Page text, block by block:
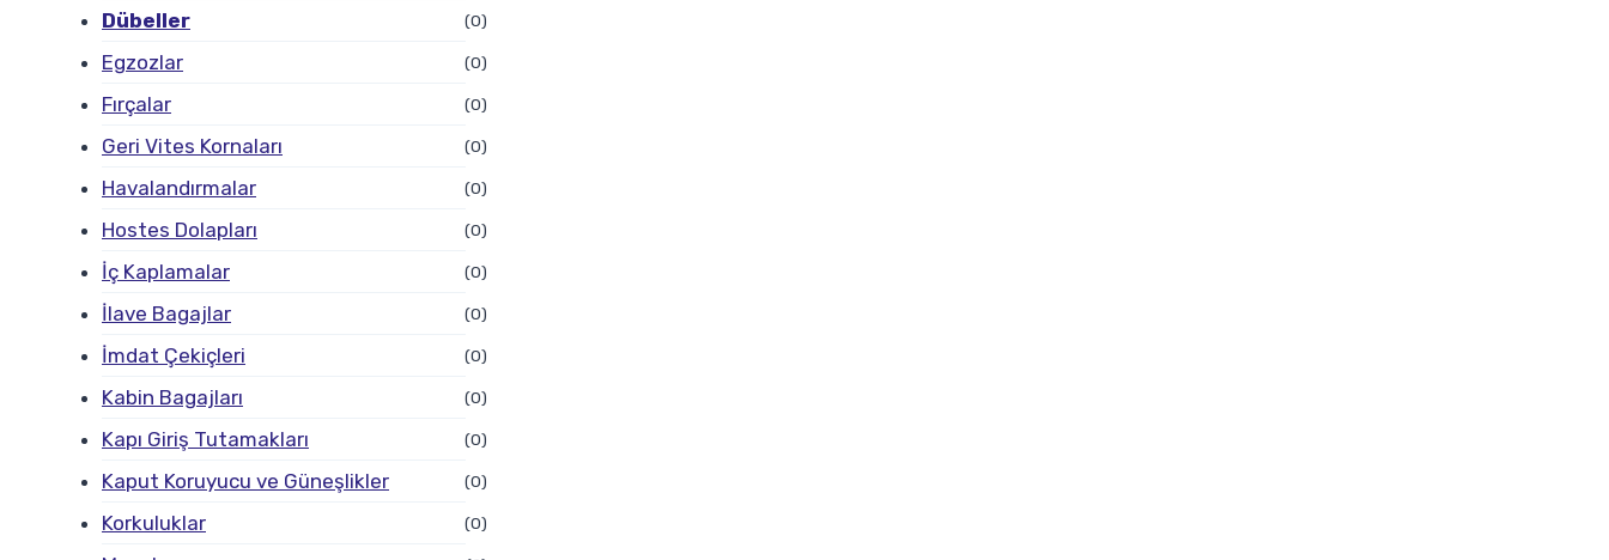
Dübeller (0)
Egzozlar (0)
Fırçalar (0)
Geri Vites Kornaları (0)
Havalandırmalar (0)
Hostes Dolapları (0)
İç Kaplamalar (0)
İlave Bagajlar (0)
İmdat Çekiçleri (0)
Kabin Bagajları (0)
Kapı Giriş Tutamakları (0)
Kaput Koruyucu ve Güneşlikler (0)
Korkuluklar (0)